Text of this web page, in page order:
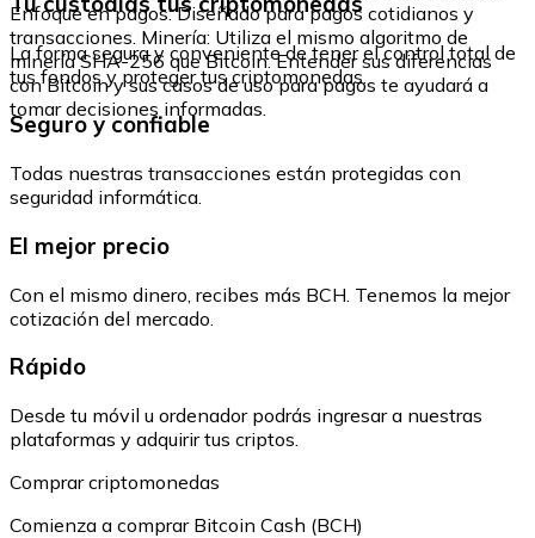
Enfoque en pagos: Diseñado para pagos cotidianos y
transacciones. Minería: Utiliza el mismo algoritmo de
minería SHA-256 que Bitcoin. Entender sus diferencias
con Bitcoin y sus casos de uso para pagos te ayudará a
tomar decisiones informadas.
La forma segura y conveniente de tener el control total de
tus fondos y proteger tus criptomonedas.
Seguro y confiable
Todas nuestras transacciones están protegidas con
seguridad informática.
El mejor precio
Con el mismo dinero, recibes más BCH. Tenemos la mejor
cotización del mercado.
Rápido
Desde tu móvil u ordenador podrás ingresar a nuestras
plataformas y adquirir tus criptos.
Comprar criptomonedas
Comienza a comprar Bitcoin Cash (BCH)